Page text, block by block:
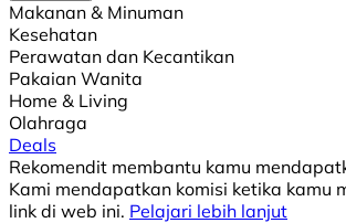
Makanan & Minuman
Kesehatan
Perawatan dan Kecantikan
Pakaian Wanita
Home & Living
Olahraga
Deals
Rekomendit membantu kamu
Kami mendapatkan komisi ketika kamu
link di web ini. Pelajari lebih lanjut